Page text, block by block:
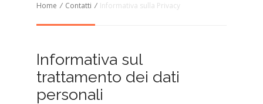
Home / Contatti / Informativa sulla Privacy
Informativa sul
trattamento dei dati
personali